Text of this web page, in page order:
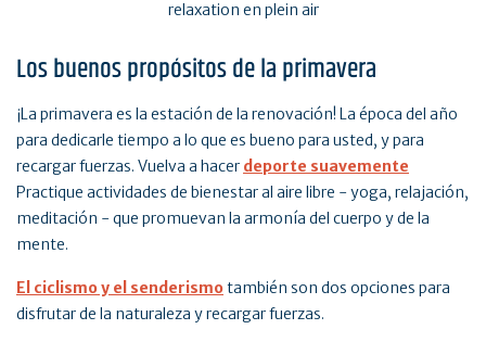
Los buenos propósitos de la primavera
¡La primavera es la estación de la renovación! La época del año
para dedicarle tiempo a lo que es bueno para usted, y para
recargar fuerzas. Vuelva a hacer deporte suavemente
Practique actividades de bienestar al aire libre - yoga, relajación,
meditación - que promuevan la armonía del cuerpo y de la
mente.
El ciclismo y el senderismotambién son dos opciones para
disfrutar de la naturaleza y recargar fuerzas.